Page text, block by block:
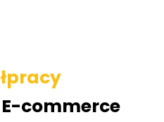
commerce